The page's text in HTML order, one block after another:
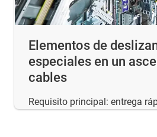
Elementos de
especiales en un
cables
Requisito principal: entrega